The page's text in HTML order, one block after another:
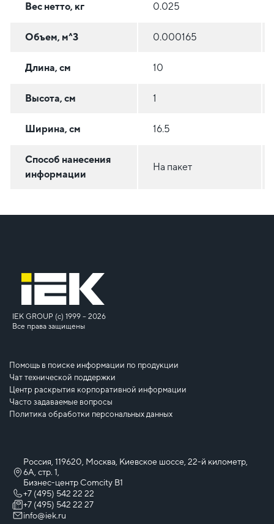
Вес нетто, кг 0.025
Объем, м^3 0.000165
Длина, см 10
Высота, см 1
Ширина, см 16.5
Способ нанесения
информации
На пакет
IEK GROUP (c) 1999 – 2026
Все права защищены
Помощь в поиске информации по продукции
Чат технической поддержки
Центр раскрытия корпоративной информации
Часто задаваемые вопросы
Политика обработки персональных данных
Россия, 119620, Москва, Киевское шоссе, 22-й километр,
6А, стр. 1,
Бизнес-центр Comcity B1
+7 (495) 542 22 22
+7 (495) 542 22 27
info@iek.ru